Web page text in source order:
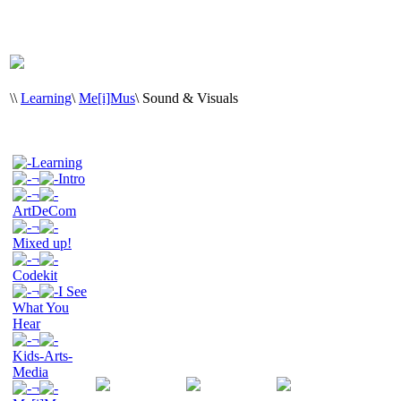
\\ Learning\ Me[i]Mus\ Sound & Visuals
Learning
¬
Intro
¬
ArtDeCom
¬
Mixed up!
¬
Codekit
¬
I See
What You
Hear
¬
Kids-Arts-
Media
¬